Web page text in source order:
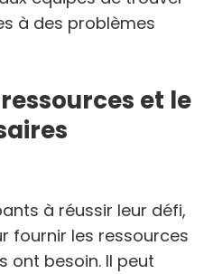
à des problèmes
et le
à réussir leur défi,
fournir les ressources
ont besoin. Il peut